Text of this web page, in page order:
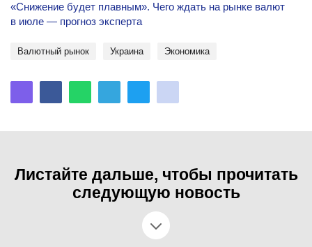
«Снижение будет плавным». Чего ждать на рынке валют
в июле — прогноз эксперта
валютный рынок Украина экономика
Листайте дальше, чтобы прочитать
следующую новость